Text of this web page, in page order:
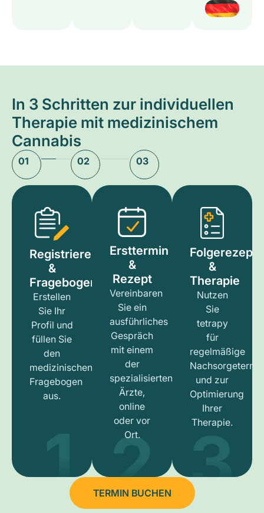
In 3 Schritten zur individuellen
Therapie mit medizinischem
Cannabis
01 02 03
Registrieren
&
Fragebogen
Erstellen
Sie Ihr
Profil und
füllen Sie
den
medizinischen
Fragebogen
aus.
1
Ersttermin
&
Rezept
Vereinbaren
Sie ein
ausführliches
Gespräch
mit einem
der
spezialisierten
Ärzte,
online
oder vor
Ort.
2
Folgerezept
&
Therapie
Nutzen
Sie
tetrapy
für
regelmäßige
und zur
Optimierung
Ihrer
Therapie.
3
TERMIN BUCHEN